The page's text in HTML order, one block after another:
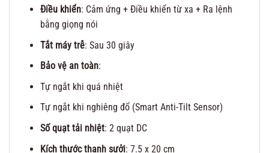
Điều khiển: Cảm ứng + Điều khiển từ xa + Ra lệnh
bằng giọng nói
Tắt máy trễ: Sau 30 giây
Bảo vệ an toàn:
Tự ngắt khi quá nhiệt
Tự ngắt khi nghiêng đổ (Smart Anti-Tilt Sensor)
Số quạt tải nhiệt: 2 quạt DC
Kích thước thanh sưởi: 7.5 x 20 cm